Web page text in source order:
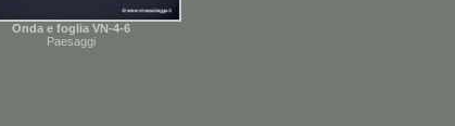
Onda e foglia VN-4-6
Paesaggi